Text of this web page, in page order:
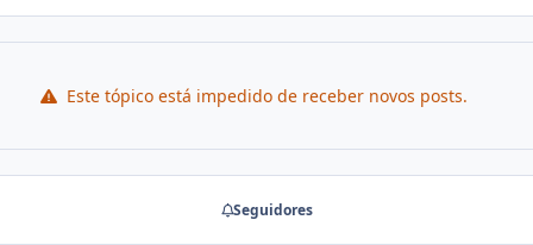
Este tópico está impedido de receber novos posts.
Seguidores